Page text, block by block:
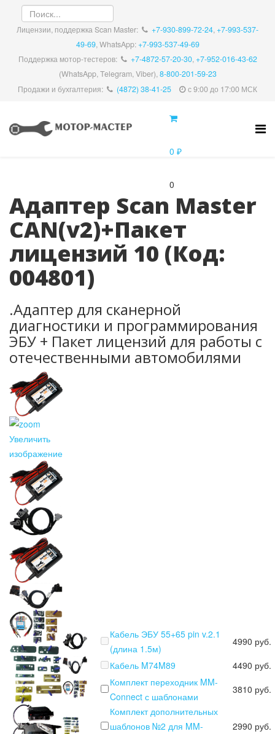
Лицензии, поддержка Scan Master: +7-930-899-72-24,+7-993-537-
49-69, WhatsApp:+7-993-537-49-69
Поддержка мотор-тестеров:
+7-4872-57-20-30,+7-952-016-43-62
(WhatsApp, Telegram, Viber),8-800-201-59-23
Продажи и бухгалтерия:
(4872) 38-41-25 с 9:00 до 17:00 МСК
0 ₽
0
Адаптер Scan Master
CAN(v2)+Пакет
лицензий 10 (Код:
004801)
.Адаптер для сканерной
диагностики и программирования
ЭБУ + Пакет лицензий для работы с
отечественными автомобилями
Увеличить
изображение
Кабель ЭБУ 55+65 pin v.2.1
(длина 1.5м)
4990 руб.
Кабель M74M89
4490 руб.
Комплект переходник MM-
Connect с шаблонами
3810 руб.
Комплект дополнительных
шаблонов №2 для MM-
2990 руб.